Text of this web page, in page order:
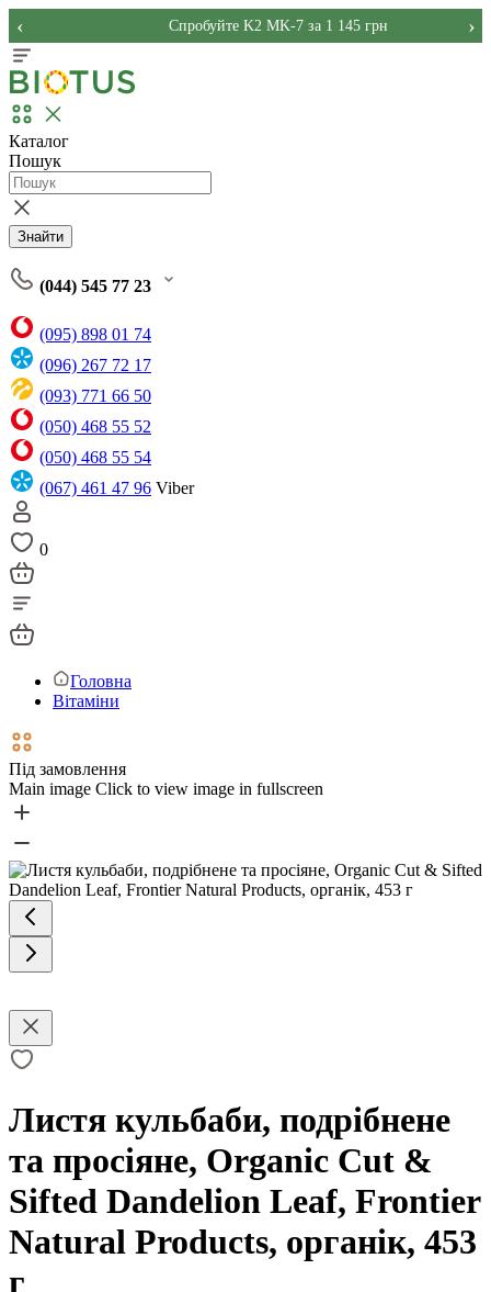
Спробуйте K2 MK-7 за 1 145 грн
‹ ›
Каталог
Пошук
Знайти
(044) 545 77 23
(095) 898 01 74
(096) 267 72 17
(093) 771 66 50
(050) 468 55 52
(050) 468 55 54
(067) 461 47 96 Viber
0
Головна
Вітаміни
Під замовлення
Main image Click to view image in fullscreen
Листя кульбаби, подрібнене
та просіяне, Organic Cut &
Sifted Dandelion Leaf, Frontier
Natural Products, органік, 453
г